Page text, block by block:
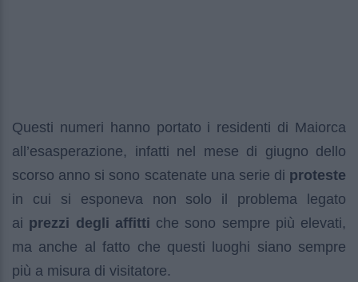
Questi numeri hanno portato i residenti di Maiorca
all’esasperazione, infatti nel mese di giugno dello
scorso anno si sono scatenate una serie di proteste
in cui si esponeva non solo il problema legato
ai prezzi degli affitti che sono sempre più elevati,
ma anche al fatto che questi luoghi siano sempre
più a misura di visitatore.